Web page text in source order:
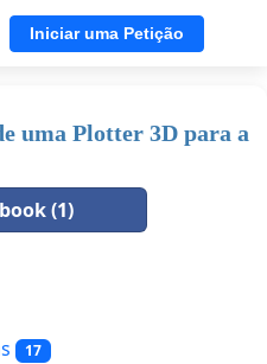
Iniciar uma Petição
uma Plotter 3D para a
(1)
17